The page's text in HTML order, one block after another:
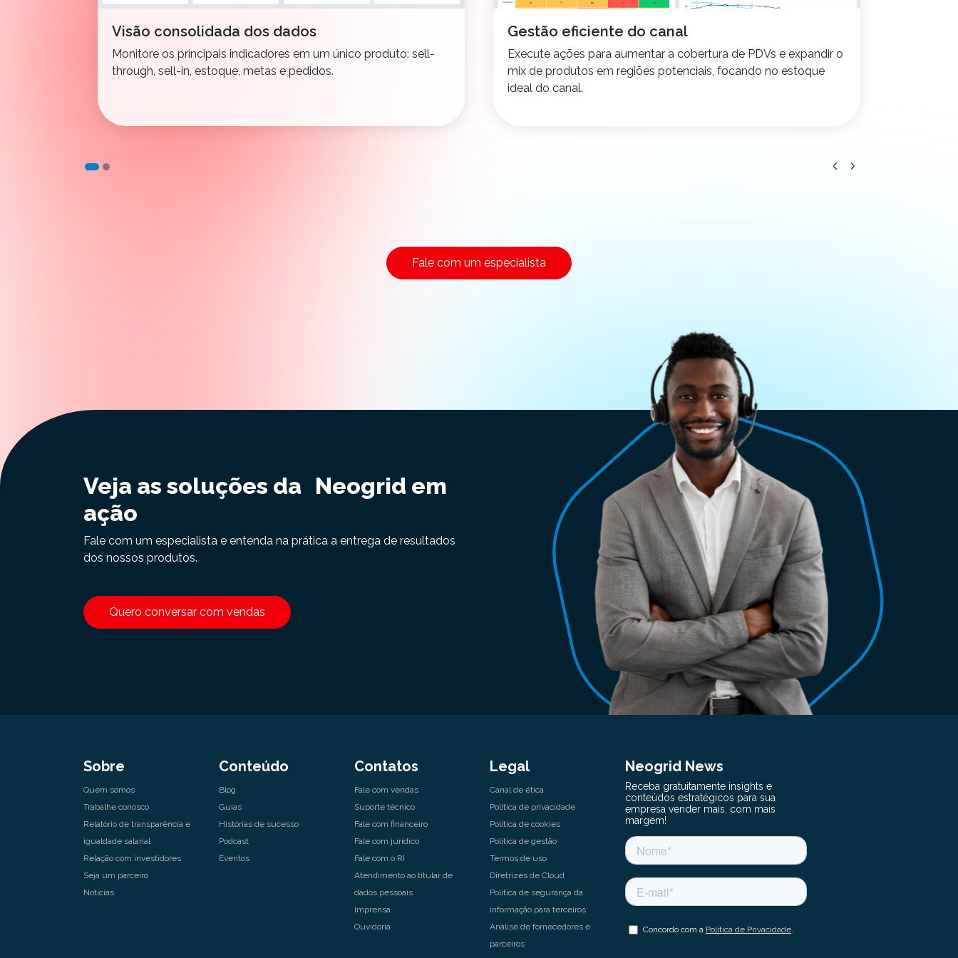
Visão consolidada dos dados
Monitore os principais indicadores em um único produto: sell-
through, sell-in, estoque, metas e pedidos.
Gestão eficiente do canal
Execute ações para aumentar a cobertura de PDVs e expandir o
mix de produtos em regiões potenciais, focando no estoque
ideal do canal.
Fale com um especialista
Veja as soluções da Neogrid em
ação
Fale com um especialista e entenda na prática a entrega de resultados
dos nossos produtos.
Quero conversar com vendas
Sobre
Quem somos
Trabalhe conosco
Relatório de transparência e
igualdade salarial
Relação com investidores
Seja um parceiro
Notícias
Conteúdo
Blog
Guias
Histórias de sucesso
Podcast
Eventos
Contatos
Fale com vendas
Suporte técnico
Fale com financeiro
Fale com jurídico
Fale com o RI
Atendimento ao titular de
dados pessoais
Imprensa
Ouvidoria
Legal
Canal de ética
Política de privacidade
Política de cookies
Política de gestão
Termos de uso
Diretrizes de Cloud
Política de segurança da
informação para terceiros
Análise de fornecedores e
parceiros
Neogrid News